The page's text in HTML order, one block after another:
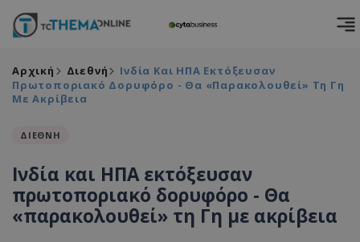
Αρχική Διεθνή
Ινδία Και ΗΠΑ Εκτόξευσαν
Πρωτοποριακό Δορυφόρο - Θα «παρακολουθεί» Τη Γη
Με Ακρίβεια
ΔΙΕΘΝΗ
Ινδία και ΗΠΑ εκτόξευσαν
πρωτοποριακό δορυφόρο - Θα
«παρακολουθεί» τη Γη με ακρίβεια